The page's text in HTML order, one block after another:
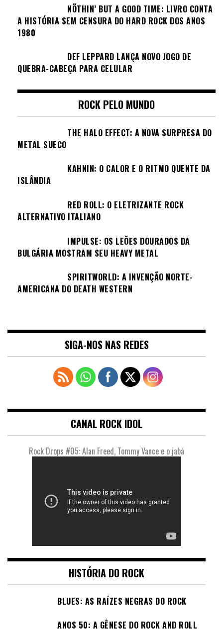
NÖTHIN’ BUT A GOOD TIME: LIVRO CONTA
A HISTÓRIA SEM CENSURA DO HARD ROCK DOS ANOS
1980
DEF LEPPARD LANÇA NOVO JOGO DE
QUEBRA-CABEÇA PARA CELULAR
ROCK PELO MUNDO
THE HALO EFFECT: A NOVA SURPRESA DO
METAL SUECO
KAHNIN: O CALOR E O RITMO QUENTE DA
ISLÂNDIA
RED ROLL: O ELETRIZANTE ROCK
ALTERNATIVO ITALIANO
IMPULSE: OS LEÕES DOURADOS DA
BULGÁRIA MOSTRAM SEU HEAVY METAL
SPIRITWORLD: A INVENÇÃO NORTE-
AMERICANA DO DEATH WESTERN
SIGA-NOS NAS REDES
CANAL ROCK IDOL
Rock Drops #05: Alan Freed, Tommy Vance e o jabá
HISTÓRIA DO ROCK
BLUES: AS RAÍZES NEGRAS DO ROCK
ANOS 50: A GÊNESE DO ROCK AND ROLL